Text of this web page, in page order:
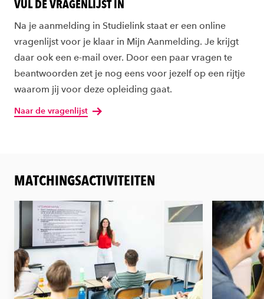
VUL DE VRAGENLIJST IN
Na je aanmelding in Studielink staat er een online
vragenlijst voor je klaar in Mijn Aanmelding. Je krijgt
daar ook een e-mail over. Door een paar vragen te
beantwoorden zet je nog eens voor jezelf op een rijtje
waarom jij voor deze opleiding gaat.
Naar de vragenlijst
MATCHINGSACTIVITEITEN